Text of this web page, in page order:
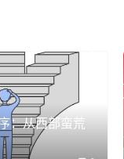
一件了不起的事情
转。你有像OpenAI
：从西部蛮荒